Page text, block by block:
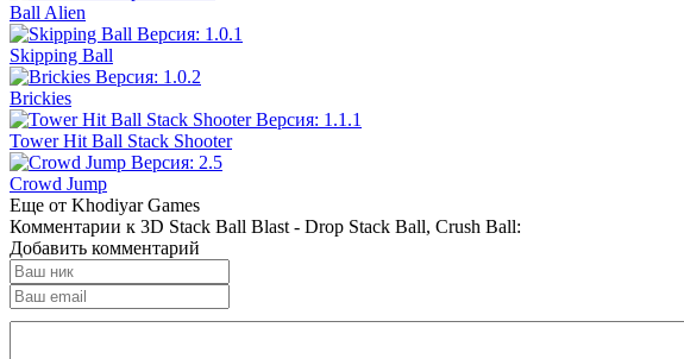
Ball Alien
Skipping Ball
Brickies
Tower Hit Ball Stack Shooter
Crowd Jump
Еще от Khodiyar Games
Комментарии к 3D Stack Ball Blast - Drop Stack Ball, Crush Ball:
Добавить комментарий